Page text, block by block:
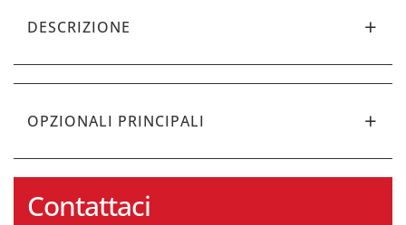
DESCRIZIONE
OPZIONALI PRINCIPALI
Contattaci